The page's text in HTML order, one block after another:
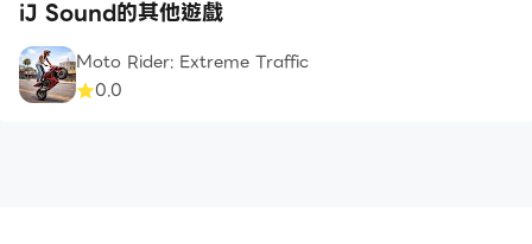
iJ Sound的其他遊戲
Moto Rider: Extreme Traffic
0.0